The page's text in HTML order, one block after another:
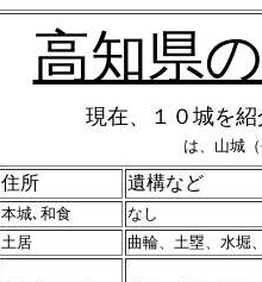
高知県
現在、１０城を
は、山城
住所 遺構など
本城､和食 なし
土居 曲輪、土塁、水堀